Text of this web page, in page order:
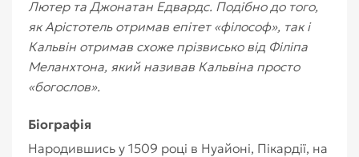
Лютер та Джонатан Едвардс. Подібно до того,
як Арістотель отримав епітет «філософ», так і
Кальвін отримав схоже прізвисько від Філіпа
Меланхтона, який називав Кальвіна просто
«богослов».
Біографія
Народившись у 1509 році в Нуайоні, Пікардії, на